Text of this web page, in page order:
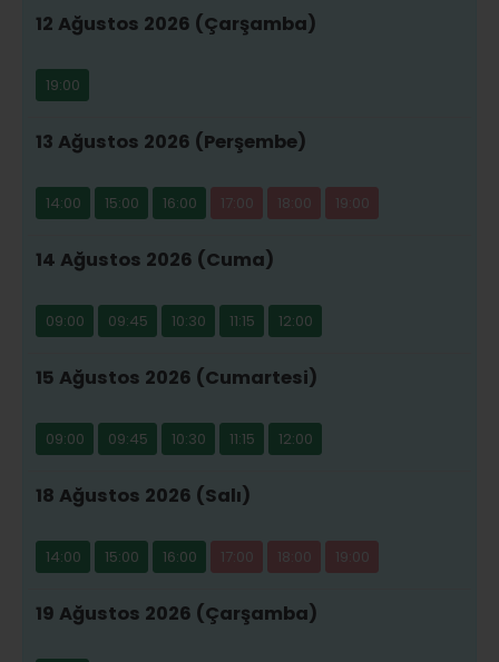
12 Ağustos 2026 (Çarşamba)
19:00
13 Ağustos 2026 (Perşembe)
14:00 15:00 16:00 17:00 18:00 19:00
14 Ağustos 2026 (Cuma)
09:00 09:45 10:30 11:15 12:00
15 Ağustos 2026 (Cumartesi)
09:00 09:45 10:30 11:15 12:00
18 Ağustos 2026 (Salı)
14:00 15:00 16:00 17:00 18:00 19:00
19 Ağustos 2026 (Çarşamba)